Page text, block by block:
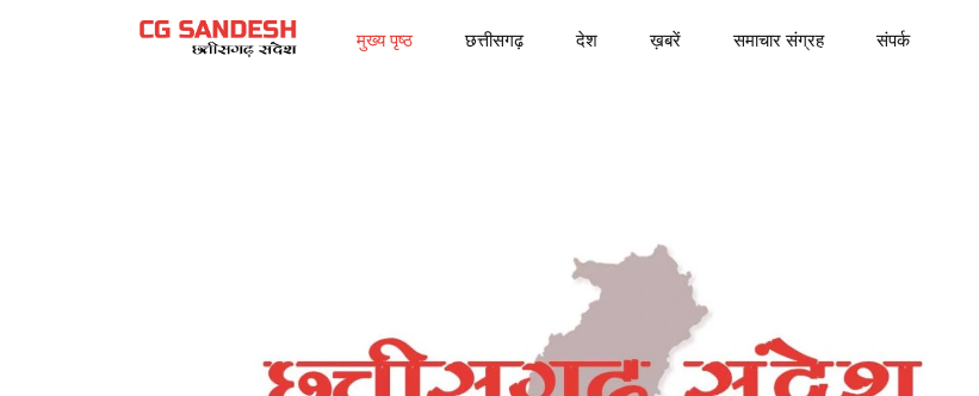
मुख्य पृष्ठ छत्तीसगढ़ देश ख़बरें समाचार संग्रह संपर्क